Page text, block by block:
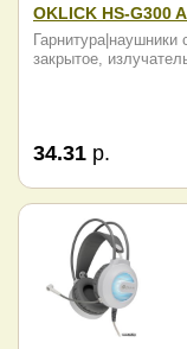
OKLICK HS-G300
закрытое,
34.31 р.